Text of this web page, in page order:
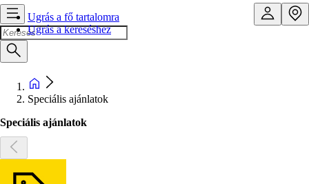
Ugrás a fő tartalomra
Ugrás a kereséshez
Speciális ajánlatok
Speciális ajánlatok